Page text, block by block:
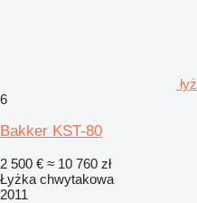
6
Bakker KST-80
2 500 € ≈ 10 760 zł
Łyżka chwytakowa
2011